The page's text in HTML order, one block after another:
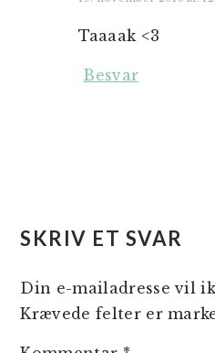
Taaaak <3
Besvar
SKRIV ET SVAR
Din e-mailadresse vil
Krævede felter er